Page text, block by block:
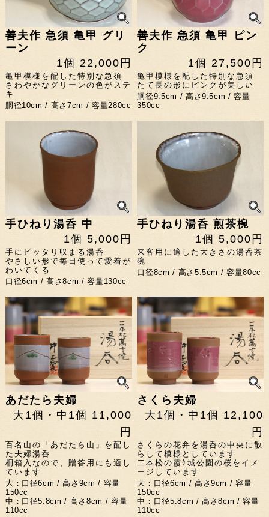
善夫作 急須 亀甲 グリ
ーン
1個 22,000円
亀甲模様を配した特別な急須
さわやかなグリーンの色がステ
キ
胴径10cm / 高さ7cm / 容量280cc
善夫作 急須 亀甲 ピン
ク
1個 27,500円
亀甲模様を配した特別な急須
たて長の形にピンクが美しい
胴径9.5cm / 高さ9.5cm / 容量
350cc
手ひねり湯呑 中
1個 5,000円
手にピッタリ収まる湯呑
やさしい形で毎日使って愛着が
わいてくる
口径6cm / 高さ8cm / 容量130cc
手ひねり湯呑 煎茶椀
1個 5,000円
来客用に適した大きさの湯呑茶
碗
口径8cm / 高さ5.5cm / 容量80cc
あだたら夫婦
大1個・中1個 11,000
円
百名山の「あだたら山」を配し
た夫婦湯呑
桐箱入なので、贈答用にも適し
ています
大：口径6cm / 高さ9cm / 容量
150cc
中：口径5.8cm / 高さ8cm / 容量
110cc
さくら夫婦
大1個・中1個 12,100
円
さくらの花弁を湯呑の中央に散
らして模様としています
二本松の霞ｹ城公園の桜をイメ
ージしています
大：口径6cm / 高さ9cm / 容量
150cc
中：口径5.8cm / 高さ8cm / 容量
110cc